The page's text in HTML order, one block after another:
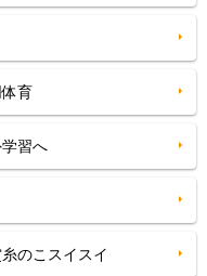
育
習へ
のこスイスイ